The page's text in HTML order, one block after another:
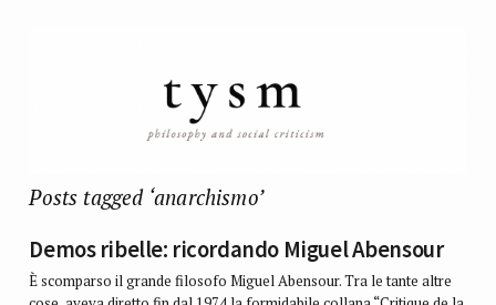
Posts tagged ‘anarchismo’
Demos ribelle: ricordando Miguel Abensour
È scomparso il grande filosofo Miguel Abensour. Tra le tante altre